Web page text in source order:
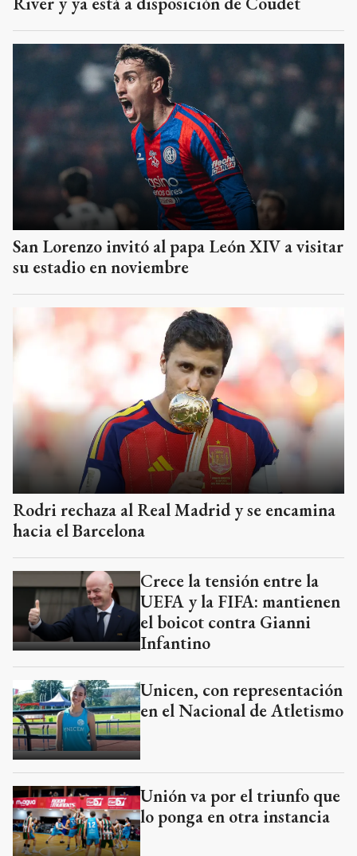
San Lorenzo invitó al papa León XIV a visitar
su estadio en noviembre
Rodri rechaza al Real Madrid y se encamina
hacia el Barcelona
Crece la tensión entre la
UEFA y la FIFA: mantienen
el boicot contra Gianni
Infantino
Unicen, con representación
en el Nacional de Atletismo
Unión va por el triunfo que
lo ponga en otra instancia